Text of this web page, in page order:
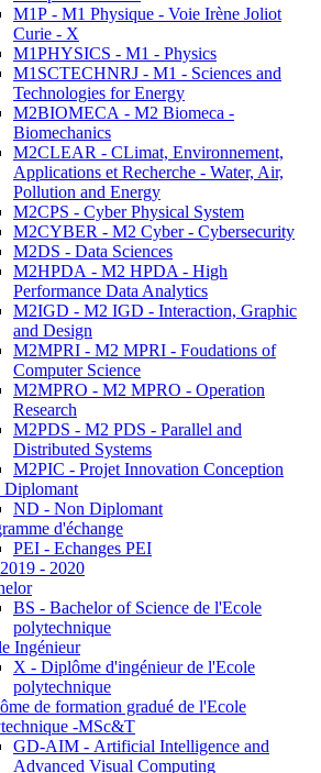
M1P - M1 Physique - Voie Irène Joliot
Curie - X
M1PHYSICS - M1 - Physics
M1SCTECHNRJ - M1 - Sciences and
Technologies for Energy
M2BIOMECA - M2 Biomeca -
Biomechanics
M2CLEAR - CLimat, Environnement,
Applications et Recherche - Water, Air,
Pollution and Energy
M2CPS - Cyber Physical System
M2CYBER - M2 Cyber - Cybersecurity
M2DS - Data Sciences
M2HPDA - M2 HPDA - High
Performance Data Analytics
M2IGD - M2 IGD - Interaction, Graphic
and Design
M2MPRI - M2 MPRI - Foudations of
Computer Science
M2MPRO - M2 MPRO - Operation
Research
M2PDS - M2 PDS - Parallel and
Distributed Systems
M2PIC - Projet Innovation Conception
Diplomant
ND - Non Diplomant
d'échange
PEI - Echanges PEI
- 2020
BS - Bachelor of Science de l'Ecole
polytechnique
Ingénieur
X - Diplôme d'ingénieur de l'Ecole
polytechnique
de formation gradué de l'Ecole
-MSc&T
GD-AIM - Artificial Intelligence and
Advanced Visual Computing